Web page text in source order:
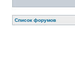
Список форумов